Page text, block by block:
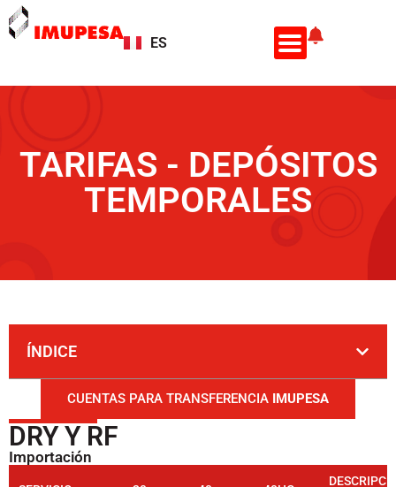
ES
EN
TARIFAS - DEPÓSITOS
TEMPORALES
ÍNDICE
CUENTAS PARA TRANSFERENCIA IMUPESA
DRY Y RF
Importación